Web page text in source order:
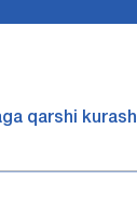
qarshi kurash